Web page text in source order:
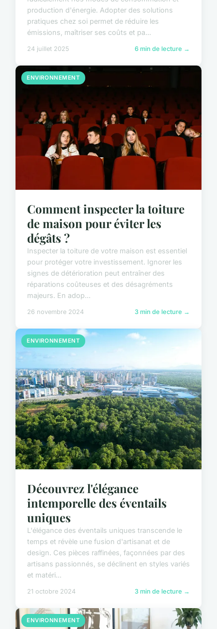
production d'énergie. Adopter des solutions
pratiques chez soi permet de réduire les
émissions, maîtriser ses coûts et pa...
24 juillet 2025 6 min de lecture →
ENVIRONNEMENT
Comment inspecter la toiture
de maison pour éviter les
dégâts ?
Inspecter la toiture de votre maison est essentiel
pour protéger votre investissement. Ignorer les
signes de détérioration peut entraîner des
réparations coûteuses et des désagréments
majeurs. En adop...
26 novembre 2024 3 min de lecture →
ENVIRONNEMENT
Découvrez l'élégance
intemporelle des éventails
uniques
L'élégance des éventails uniques transcende le
temps et révèle une fusion d'artisanat et de
design. Ces pièces raffinées, façonnées par des
artisans passionnés, se déclinent en styles variés
et matéri...
21 octobre 2024 3 min de lecture →
ENVIRONNEMENT